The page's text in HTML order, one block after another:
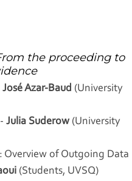
the proceeding to
José Azar-Baud (University
Julia Suderow (University
Overview of Outgoing Data
(Students, UVSQ)